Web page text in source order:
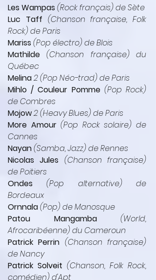
Les Wampas (Rock français) de Sète
Luc Taff (Chanson française, Folk
Rock) de Paris
Mariss (Pop électro) de Blois
Mathilde (Chanson française) du
Québec
Melina 2 (Pop Néo-trad) de Paris
Mihlo / Couleur Pomme (Pop Rock)
de Combres
Mojow 2 (Heavy Blues) de Paris
More Amour (Pop Rock solaire) de
Cannes
Nayan (Samba, Jazz) de Rennes
Nicolas Jules (Chanson française)
de Poitiers
Ondes (Pop alternative) de
Bordeaux
Ornnala (Pop) de Manosque
Patou Mangamba (World,
Afrocaribéenne) du Cameroun
Patrick Perrin (Chanson française)
de Nancy
Patrick Solveit (Chanson, Folk Rock,
comédien) d'Apt